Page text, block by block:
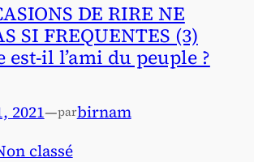
DE RIRE NE
SI FREQUENTES (3)
est-il l’ami du peuple ?
2021—parbirnam
classé